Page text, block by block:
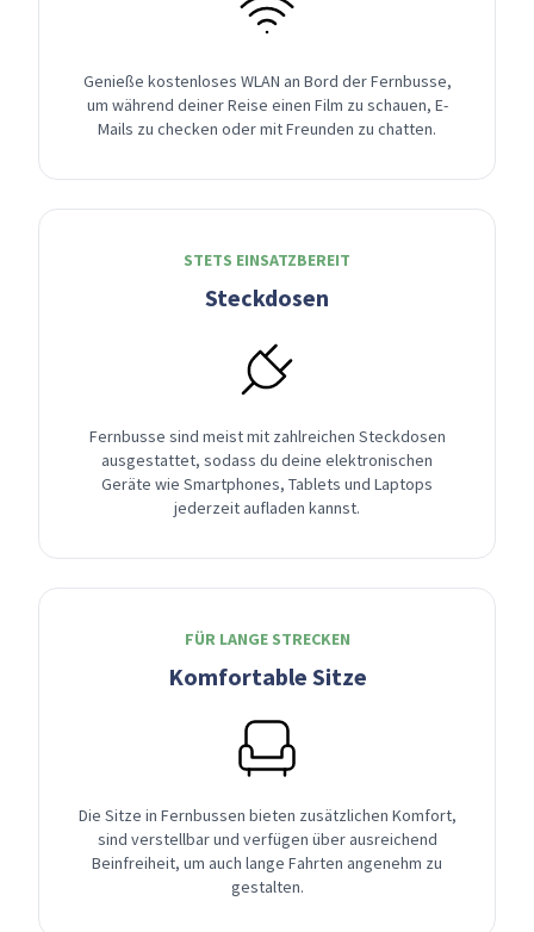
Genieße kostenloses WLAN an Bord der Fernbusse,
um während deiner Reise einen Film zu schauen, E-
Mails zu checken oder mit Freunden zu chatten.
STETS EINSATZBEREIT
Steckdosen
Fernbusse sind meist mit zahlreichen Steckdosen
ausgestattet, sodass du deine elektronischen
Geräte wie Smartphones, Tablets und Laptops
jederzeit aufladen kannst.
FÜR LANGE STRECKEN
Komfortable Sitze
Die Sitze in Fernbussen bieten zusätzlichen Komfort,
sind verstellbar und verfügen über ausreichend
Beinfreiheit, um auch lange Fahrten angenehm zu
gestalten.